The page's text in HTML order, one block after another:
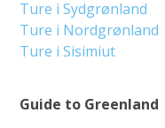
Guide to Greenland
Ture i Sydgrønland
Ture i Nordgrønland
Ture i Sisimiut